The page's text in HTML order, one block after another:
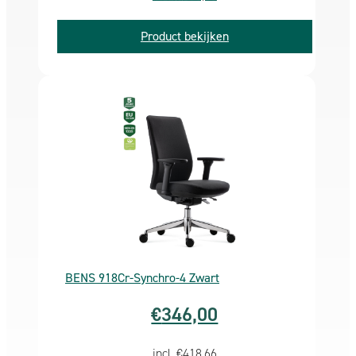
strenge normen voor lage chemische uitstoot en
milieuvriendelijkheid.
aankoop met onze uitgebreide garantie van 5 jaar.
verzending
Deze bureaustoel tijdelijk proberen? U heeft 30
Mocht de bureaustoel dan niet aan al uw
verwachtingen voldoen dan kunt u deze kosteloos
GREEENGUARD GOLD certificaat:
Als u bij een bureaustoel denkt aan uw gezondheid, dan
komt als eerst de ergonomische instelmogelijkheden bij
Product bekijken
BENS 918Cr-Synchro-4 Zwart
€346,00